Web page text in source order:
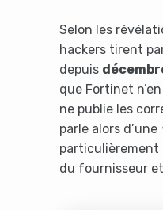
Selon les
hackers tirent
depuis
que Fortinet
ne publie les
parle alors d’une
du fournisseur